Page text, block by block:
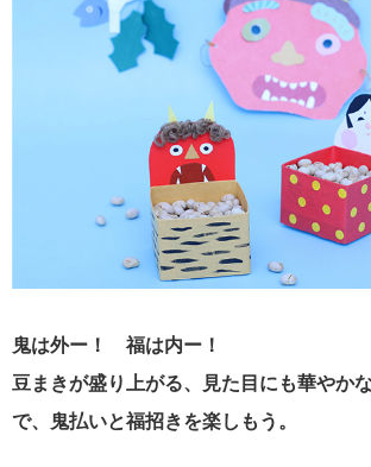
鬼は外ー！ 福は内ー！
豆まきが盛り上がる、見た目にも華やか
で、鬼払いと福招きを楽しもう。